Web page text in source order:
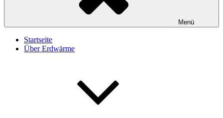
Menü
Startseite
Über Erdwärme